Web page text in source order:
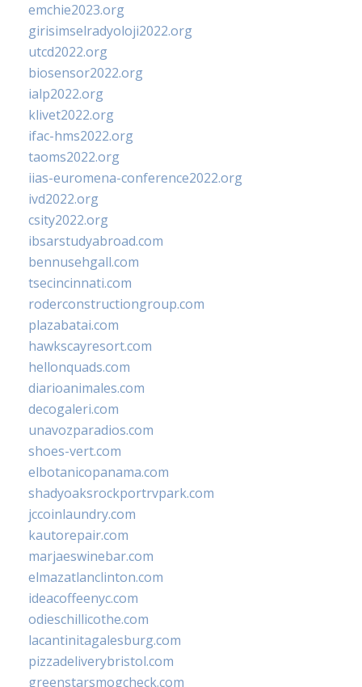
emchie2023.org
girisimselradyoloji2022.org
utcd2022.org
biosensor2022.org
ialp2022.org
klivet2022.org
ifac-hms2022.org
taoms2022.org
iias-euromena-conference2022.org
ivd2022.org
csity2022.org
ibsarstudyabroad.com
bennusehgall.com
tsecincinnati.com
roderconstructiongroup.com
plazabatai.com
hawkscayresort.com
hellonquads.com
diarioanimales.com
decogaleri.com
unavozparadios.com
shoes-vert.com
elbotanicopanama.com
shadyoaksrockportrvpark.com
jccoinlaundry.com
kautorepair.com
marjaeswinebar.com
elmazatlanclinton.com
ideacoffeenyc.com
odieschillicothe.com
lacantinitagalesburg.com
pizzadeliverybristol.com
greenstarsmogcheck.com